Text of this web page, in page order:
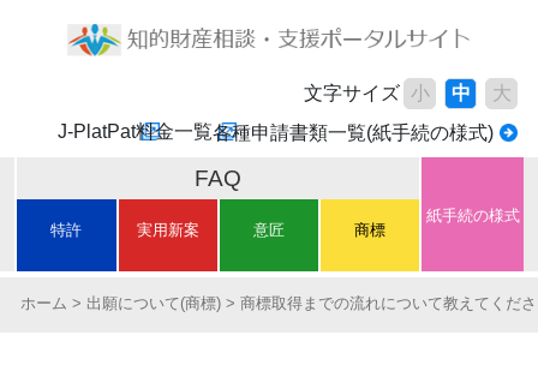
文字サイズ 小 中
大
J-PlatPat料金一覧各種申請書類一覧(紙手続の様式)
FAQ
特許 実用新案 意匠 商標
紙手続の様式
ホーム 出願について(商標) 商標取得までの流れについて教えてくだ